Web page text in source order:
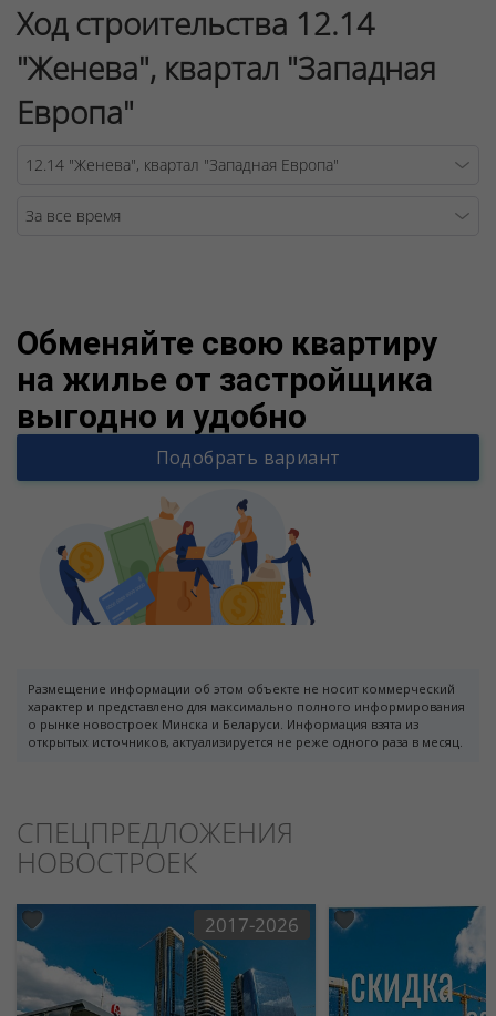
Ход строительства 12.14
"Женева", квартал "Западная
Европа"
Обменяйте свою квартиру
на жилье от застройщика
выгодно и удобно
Подобрать вариант
Размещение информации об этом объекте не носит коммерческий
характер и представлено для максимально полного информирования
о рынке новостроек Минска и Беларуси. Информация взята из
открытых источников, актуализируется не реже одного раза в месяц.
СПЕЦПРЕДЛОЖЕНИЯ
НОВОСТРОЕК
2017-2026